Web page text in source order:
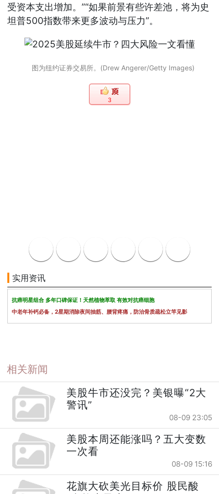
受资本支出增加。”“如果前景有些许差池，将为史
坦普500指数带来更多波动与压力”。
图为纽约证券交易所。(Drew Angerer/Getty Images)
3
实用资讯
抗癌明星组合 多年口碑保证！天然植物萃取 有效对抗癌细胞
中老年补钙必备，2星期消除夜间抽筋、腰背疼痛，防治骨质疏松立竿见影
相关新闻
美股牛市还没完？美银曝“2大
警讯”
08-09 23:05
美股本周还能涨吗？五大变数
一次看
08-09 15:16
花旗大砍美光目标价 股民酸